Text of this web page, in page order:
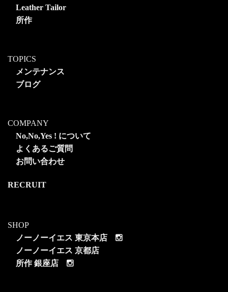
Leather Tailor
所作
TOPICS
メンテナンス
ブログ
COMPANY
No,No,Yes ! について
よくあるご質問
お問い合わせ
RECRUIT
SHOP
ノーノーイエス 東京本店
ノーノーイエス 京都店
所作 銀座店